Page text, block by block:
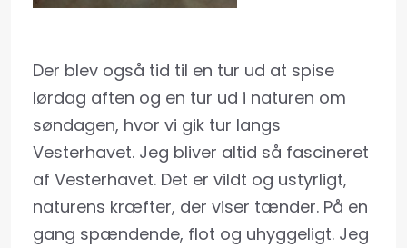
Der blev også tid til en tur ud at spise
lørdag aften og en tur ud i naturen om
søndagen, hvor vi gik tur langs
Vesterhavet. Jeg bliver altid så fascineret
af Vesterhavet. Det er vildt og ustyrligt,
naturens kræfter, der viser tænder. På en
gang spændende, flot og uhyggeligt. Jeg